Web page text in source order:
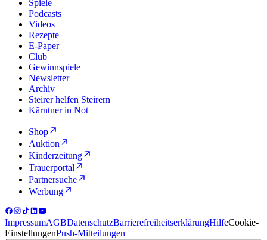
Spiele
Podcasts
Videos
Rezepte
E-Paper
Club
Gewinnspiele
Newsletter
Archiv
Steirer helfen Steirern
Kärntner in Not
Shop
Auktion
Kinderzeitung
Trauerportal
Partnersuche
Werbung
ImpressumAGBDatenschutzBarrierefreiheitserklärungHilfeCookie-
EinstellungenPush-Mitteilungen